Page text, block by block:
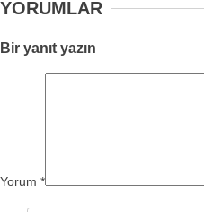
YORUMLAR
Bir yanıt yazın
Yorum *